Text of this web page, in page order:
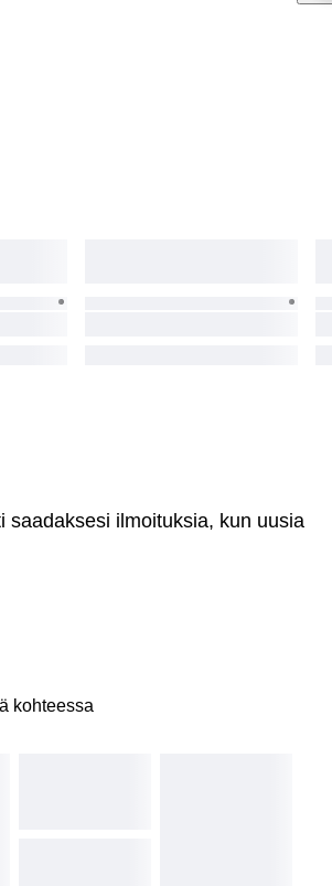
saadaksesi ilmoituksia, kun uusia
kohteessa